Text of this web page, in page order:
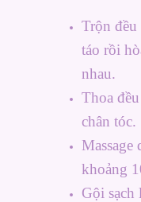
Trộn đều
táo rồi
nhau.
Thoa
chân tóc.
Massage
khoảng
Gội sạch